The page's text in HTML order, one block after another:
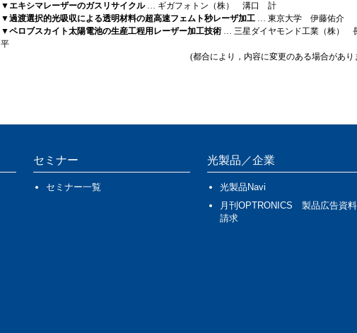
▼エキシマレーザーのガスリサイクル… ギガフォトン（株） 溝口 計
▼過渡選択的光吸収による透明材料の超高速フェムト秒レーザ加工 … 東京大学 伊藤佑介
▼ペロブスカイト太陽電池の生産工程用レーザー加工技術 … 三星ダイヤモンド工業（株）
平
(都合により，内容に変更のある場合があり
セミナー
セミナー一覧
光製品／企業
光製品Navi
月刊OPTRONICS 製品広告資料
請求